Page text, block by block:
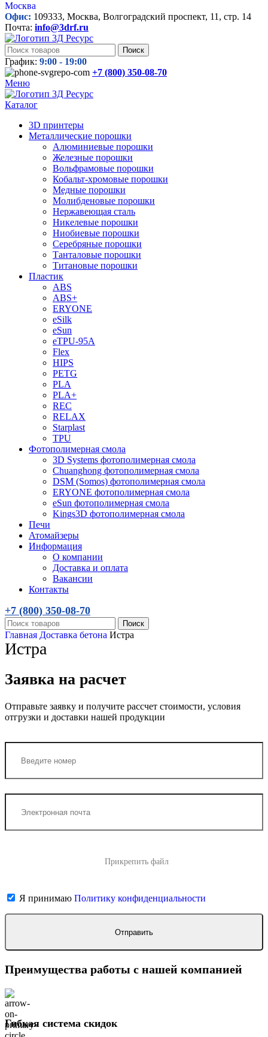
Москва
Офис: 109333, Москва, Волгоградский проспект, 11, стр. 14
Почта: info@3drf.ru
Поиск
График: 9:00 - 19:00
+7 (800) 350-08-70
Меню
Каталог
3D принтеры
Металлические порошки
Алюминиевые порошки
Железные порошки
Вольфрамовые порошки
Кобальт-хромовые порошки
Медные порошки
Молибденовые порошки
Нержавеющая сталь
Никелевые порошки
Ниобиевые порошки
Серебряные порошки
Танталовые порошки
Титановые порошки
Пластик
ABS
ABS+
ERYONE
eSilk
eSun
eTPU-95A
Flex
HIPS
PETG
PLA
PLA+
REC
RELAX
Starplast
TPU
Фотополимерная смола
3D Systems фотополимерная смола
Chuanghong фотополимерная смола
DSM (Somos) фотополимерная смола
ERYONE фотополимерная смола
eSun фотополимерная смола
Kings3D фотополимерная смола
Печи
Атомайзеры
Информация
О компании
Доставка и оплата
Вакансии
Контакты
+7 (800) 350-08-70
Поиск
Главная Доставка бетона Истра
Истра
Заявка на расчет
Отправьте заявку и получите рассчет стоимости, условия
отгрузки и доставки нашей продукции
Прикрепить файл
Я принимаю Политику конфиденциальности
Преимущества работы с нашей компанией
Гибкая система скидок